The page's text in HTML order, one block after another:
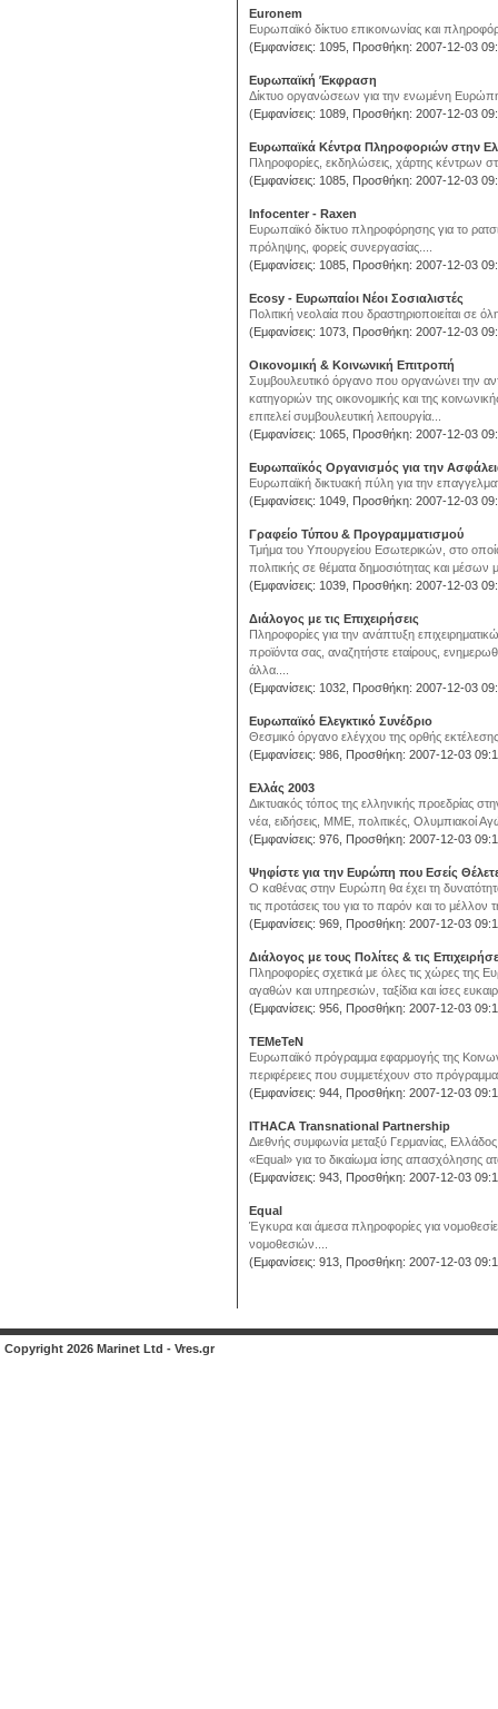
Euronem
Ευρωπαϊκό δίκτυο επικοινωνίας και
(Εμφανίσεις: 1095, Προσθήκη: 2007-12-03
Ευρωπαϊκή Έκφραση
Δίκτυο οργανώσεων για την ενωμένη
(Εμφανίσεις: 1089, Προσθήκη: 2007-12-03
Ευρωπαϊκά Κέντρα Πληροφοριών στην
Πληροφορίες, εκδηλώσεις, χάρτης κέντρων
(Εμφανίσεις: 1085, Προσθήκη: 2007-12-03
Infocenter - Raxen
Ευρωπαϊκό δίκτυο πληροφόρησης για το
πρόληψης, φορείς συνεργασίας....
(Εμφανίσεις: 1085, Προσθήκη: 2007-12-03
Ecosy - Ευρωπαίοι Νέοι Σοσιαλιστές
Πολιτική νεολαία που δραστηριοποιείται
(Εμφανίσεις: 1073, Προσθήκη: 2007-12-03
Οικονομική & Κοινωνική Επιτροπή
Συμβουλευτικό όργανο που οργανώνει την
κατηγοριών της οικονομικής και της
επιτελεί συμβουλευτική λειτουργία...
(Εμφανίσεις: 1065, Προσθήκη: 2007-12-03
Ευρωπαϊκός Οργανισμός για την
Ευρωπαϊκή δικτυακή πύλη για την
(Εμφανίσεις: 1049, Προσθήκη: 2007-12-03
Γραφείο Τύπου & Προγραμματισμού
Τμήμα του Υπουργείου Εσωτερικών, στο οποίο
πολιτικής σε θέματα δημοσιότητας και
(Εμφανίσεις: 1039, Προσθήκη: 2007-12-03
Διάλογος με τις Επιχειρήσεις
Πληροφορίες για την ανάπτυξη
προϊόντα σας, αναζητήστε εταίρους,
άλλα....
(Εμφανίσεις: 1032, Προσθήκη: 2007-12-03
Ευρωπαϊκό Ελεγκτικό Συνέδριο
Θεσμικό όργανο ελέγχου της ορθής
(Εμφανίσεις: 986, Προσθήκη: 2007-12-03
Ελλάς 2003
Δικτυακός τόπος της ελληνικής προεδρίας
νέα, ειδήσεις, ΜΜΕ, πολιτικές, Ολυμπιακοί
(Εμφανίσεις: 976, Προσθήκη: 2007-12-03
Ψηφίστε για την Ευρώπη που Εσείς
Ο καθένας στην Ευρώπη θα έχει τη δυνατότητα
τις προτάσεις του για το παρόν και το
(Εμφανίσεις: 969, Προσθήκη: 2007-12-03
Διάλογος με τους Πολίτες & τις
Πληροφορίες σχετικά με όλες τις χώρες
αγαθών και υπηρεσιών, ταξίδια και ίσες
(Εμφανίσεις: 956, Προσθήκη: 2007-12-03
TEMeTeN
Ευρωπαϊκό πρόγραμμα εφαρμογής της
περιφέρειες που συμμετέχουν στο
(Εμφανίσεις: 944, Προσθήκη: 2007-12-03
ITHACA Transnational Partnership
Διεθνής συμφωνία μεταξύ Γερμανίας,
«Equal» για το δικαίωμα ίσης απασχόλησης
(Εμφανίσεις: 943, Προσθήκη: 2007-12-03
Equal
Έγκυρα και άμεσα πληροφορίες για
νομοθεσιών....
(Εμφανίσεις: 913, Προσθήκη: 2007-12-03
Copyright 2026 Marinet Ltd - Vres.gr